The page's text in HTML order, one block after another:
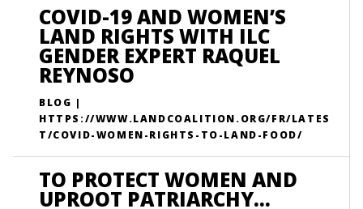
INTERVIEW-VIJENDRA/
COVID-19 AND WOMEN’S
LAND RIGHTS WITH ILC
GENDER EXPERT RAQUEL
REYNOSO
BLOG |
HTTPS://WWW.LANDCOALITION.ORG/FR/LATES
T/COVID-WOMEN-RIGHTS-TO-LAND-FOOD/
TO PROTECT WOMEN AND
UPROOT PATRIARCHY...